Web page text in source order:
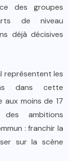
des groupes
de niveau
déjà décisives
représentent les
dans cette
aux moins de 17
ambitions
: franchir la
sur la scène